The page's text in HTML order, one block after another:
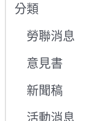
分類
勞聯消息
意見書
新聞稿